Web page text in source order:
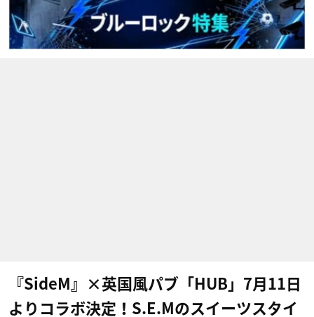
『SideM』×英国風パブ「HUB」7月11日
よりコラボ決定！S.E.Mのスイーツスタイ